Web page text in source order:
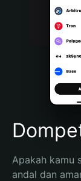
Bahasa Indonesia
Português (Brasil)
Español
Apakah kamu
andal dan